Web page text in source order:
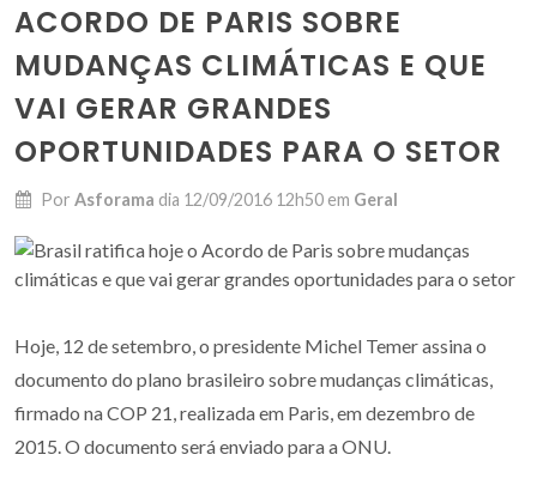
ACORDO DE PARIS SOBRE
MUDANÇAS CLIMÁTICAS E QUE
VAI GERAR GRANDES
OPORTUNIDADES PARA O SETOR
Por Asforama dia 12/09/2016 12h50 em Geral
Hoje, 12 de setembro, o presidente Michel Temer assina o
documento do plano brasileiro sobre mudanças climáticas,
firmado na COP 21, realizada em Paris, em dezembro de
2015. O documento será enviado para a ONU.